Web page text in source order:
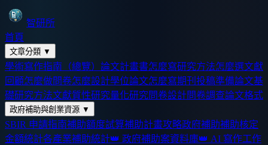
智研所
首頁
文章分類 ▼
學術寫作指南（總覽） 論文計畫書怎麼寫研究方法怎麼選文獻
回顧怎麼做問卷怎麼設計學位論文怎麼寫期刊投稿準備論文基
礎研究方法文獻質性研究量化研究問卷設計問卷調查論文格式
政府補助與創業資源 ▼
SBIR 申請指南補助額度試算補助計畫攻略政府補助補助核定
金額統計各產業補助統計👑 政府補助案資料庫👑 AI 寫作工作